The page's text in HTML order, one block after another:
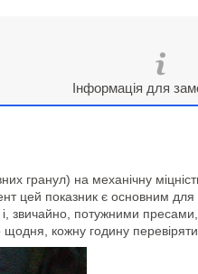
Інформація для
гранул) на механічну
цей показник є основним
звичайно, потужними пресами,
кожну годину перевіряти